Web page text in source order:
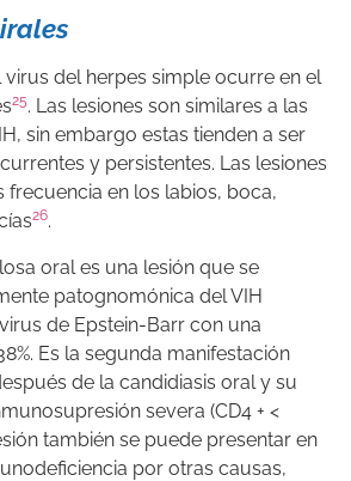
virus del herpes simple ocurre en el
25. Las lesiones son similares a las
sin embargo estas tienden a ser
y persistentes. Las lesiones
frecuencia en los labios, boca,
26.
oral es una lesión que se
patognomónica del VIH
de Epstein-Barr con una
Es la segunda manifestación
de la candidiasis oral y su
severa (CD4 + <
también se puede presentar en
por otras causas,